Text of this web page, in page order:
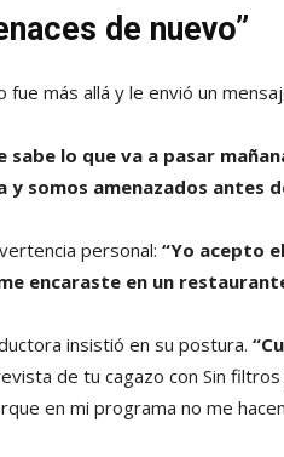
de nuevo”
fue más allá y le envió un
sabe lo que va a pasar
somos amenazados antes
personal: “Yo acepto
encaraste en un
insistió en su postura.
de tu cagazo con Sin
en mi programa no me